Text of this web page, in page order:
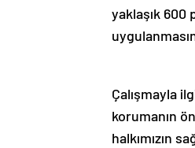
yaklaşık
Çalışmayla
korumanın
halkımızın